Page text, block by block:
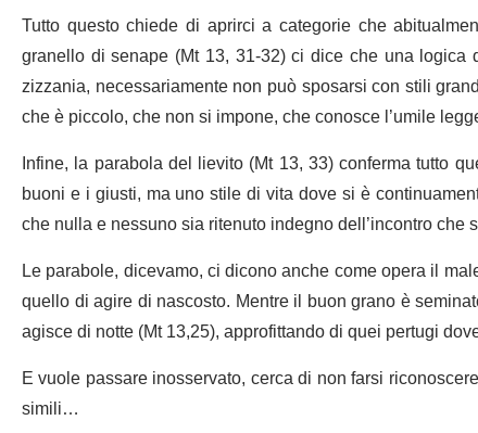
Tutto questo chiede di aprirci a categorie che
granello di senape (Mt 13, 31-32) ci dice che una
zizzania, necessariamente non può sposarsi con stili
che è piccolo, che non si impone, che conosce l’umile
Infine, la parabola del lievito (Mt 13, 33) conferma tutto
buoni e i giusti, ma uno stile di vita dove si è
che nulla e nessuno sia ritenuto indegno dell’incontro che
Le parabole, dicevamo, ci dicono anche come opera il
quello di agire di nascosto. Mentre il buon grano è
agisce di notte (Mt 13,25), approfittando di quei pertugi
E vuole passare inosservato, cerca di non farsi
simili…